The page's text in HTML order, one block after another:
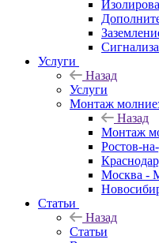
Услуги
Назад
Услуги
Монтаж
Назад
Монтаж
Ростов-
Москва -
Статьи
Назад
Статьи